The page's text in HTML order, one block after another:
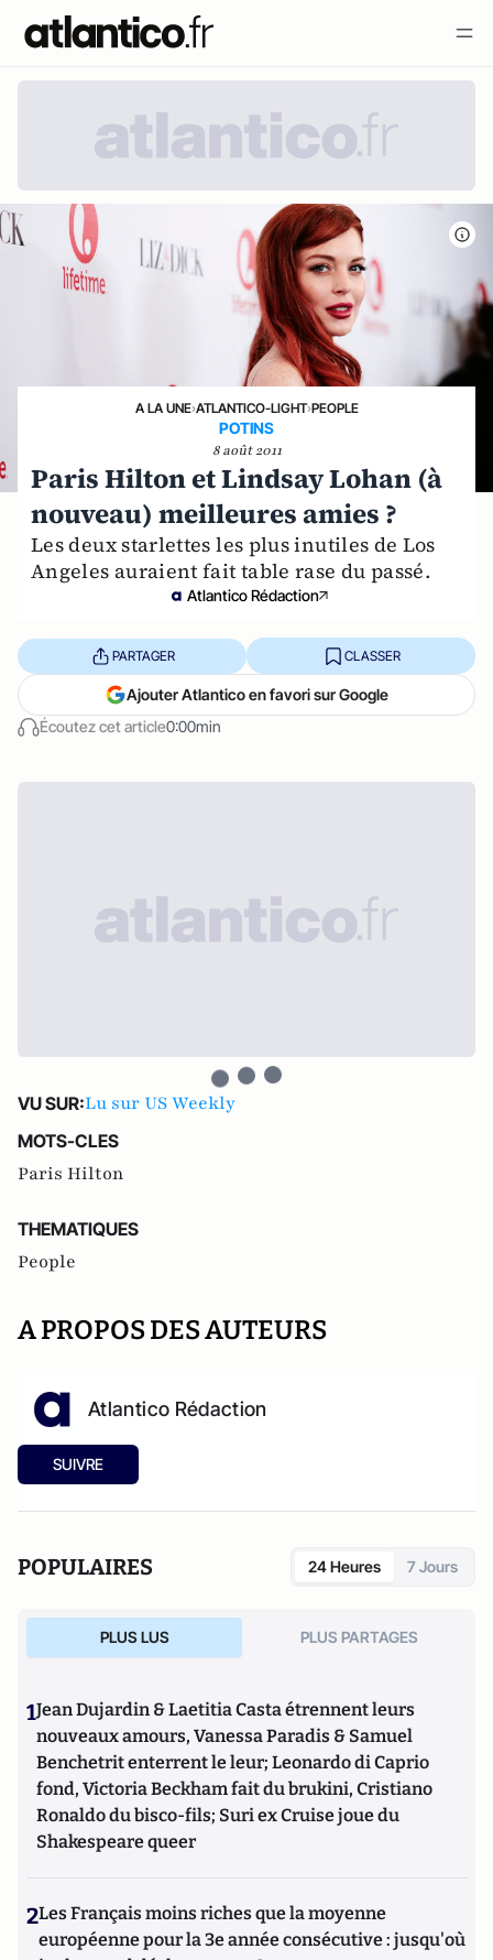
A LA UNE›ATLANTICO-LIGHT›PEOPLE
POTINS
8 août 2011
Paris Hilton et Lindsay Lohan (à
nouveau) meilleures amies ?
Les deux starlettes les plus inutiles de Los
Angeles auraient fait table rase du passé.
Atlantico Rédaction
Écoutez cet article0:00min
PARTAGER CLASSER
Ajouter Atlantico en favori sur Google
VU SUR:Lu sur US Weekly
MOTS-CLES
Paris Hilton
THEMATIQUES
People
A PROPOS DES AUTEURS
Atlantico Rédaction
SUIVRE
POPULAIRES 24 Heures 7 Jours
PLUS LUS PLUS PARTAGES
1Jean Dujardin & Laetitia Casta étrennent leurs
nouveaux amours, Vanessa Paradis & Samuel
Benchetrit enterrent le leur; Leonardo di Caprio
fond, Victoria Beckham fait du brukini, Cristiano
Ronaldo du bisco-fils; Suri ex Cruise joue du
Shakespeare queer
2Les Français moins riches que la moyenne
européenne pour la 3e année consécutive : jusqu'où